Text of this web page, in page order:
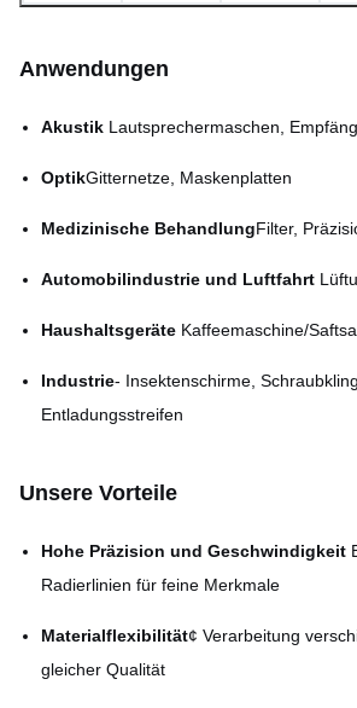
Oberflächenveredelung
Vorlaufzeit
5~7
Anwendungen
Akustik Lautsprechermaschen,
OptikGitternetze, Maskenplatten
Medizinische BehandlungFilter,
Automobilindustrie und Luftfahrt
Haushaltsgeräte Kaffeemaschine/
Industrie- Insektenschirme,
Entladungsstreifen
Unsere Vorteile
Hohe Präzision und Geschwindigkeit
Radierlinien für feine Merkmale
Materialflexibilität¢ Verarbeitung
gleicher Qualität